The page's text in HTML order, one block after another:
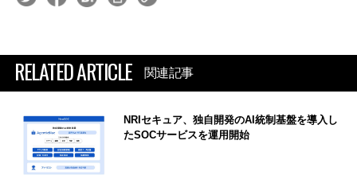
RELATED ARTICLE 関連記事
NRIセキュア、独自開発のAI統制基盤を導入し
たSOCサービスを運用開始